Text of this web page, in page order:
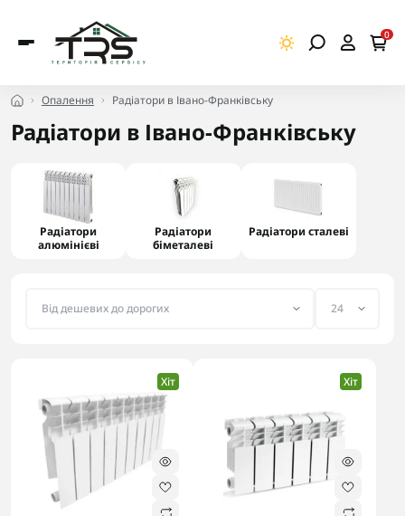
0
Опалення Радіатори в Івано-Франківську
Радіатори в Івано-Франківську
Радіатори
алюмінієві
Радіатори
біметалеві
Радіатори сталеві
Хіт Хіт